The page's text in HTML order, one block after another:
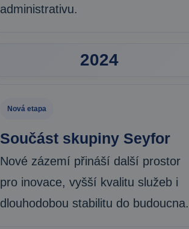
administrativu.
2024
Nová etapa
Součást skupiny Seyfor
Nové zázemí přináší další prostor
pro inovace, vyšší kvalitu služeb i
dlouhodobou stabilitu do budoucna.